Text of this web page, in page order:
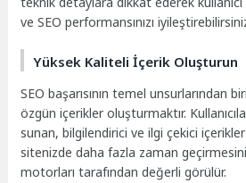
ve SEO performansınızı
Yüksek Kaliteli İçerik Oluşturun
SEO başarısının temel unsurlarından
özgün içerikler oluşturmaktır.
sunan, bilgilendirici ve ilgi çekici
sitenizde daha fazla zaman
motorları tarafından değerli görülür.